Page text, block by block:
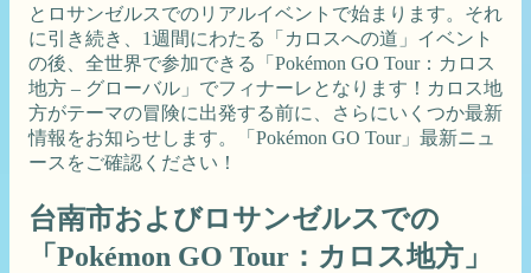
とロサンゼルスでのリアルイベントで始まります。それ
に引き続き、1週間にわたる「カロスへの道」イベント
の後、全世界で参加できる「Pokémon GO Tour：カロス
地方 – グローバル」でフィナーレとなります！カロス地
方がテーマの冒険に出発する前に、さらにいくつか最新
情報をお知らせします。「Pokémon GO Tour」最新ニュ
ースをご確認ください！
台南市およびロサンゼルスでの
「Pokémon GO Tour：カロス地方」